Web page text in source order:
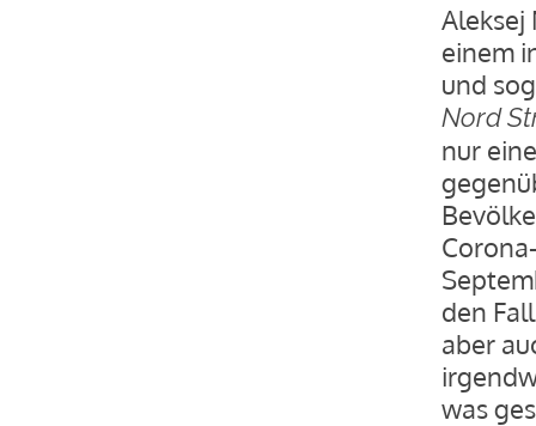
Aleksej
einem
und
Nord
nur
den
aber
was